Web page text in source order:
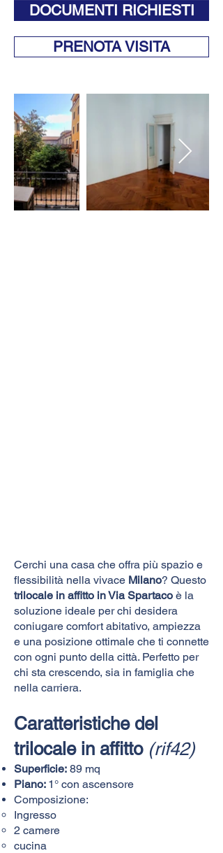
DOCUMENTI RICHIESTI
PRENOTA VISITA
Cerchi una casa che offra più spazio e
flessibilità nella vivace Milano? Questo
trilocale in affitto in Via Spartaco è la
soluzione ideale per chi desidera
coniugare comfort abitativo, ampiezza
e una posizione ottimale che ti connette
con ogni punto della città. Perfetto per
chi sta crescendo, sia in famiglia che
nella carriera.
Caratteristiche del
trilocale in affitto (rif42)
Superficie: 89 mq
Piano: 1° con ascensore
Composizione:​​​
Ingresso
2 camere
cucina